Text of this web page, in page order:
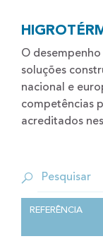
O
soluções
nacional e
competências
acreditados
REFERÊNCIA